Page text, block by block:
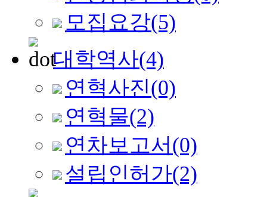
모집요강(5)
대학역사(4)
연혁사진(0)
연혁물(2)
연차보고서 (0)
설립인허가(2)